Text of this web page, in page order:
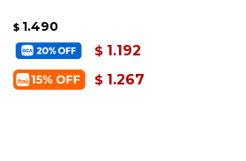
$ 1.490
$ 1.192
$ 1.267